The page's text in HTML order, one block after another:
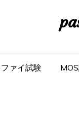
ァイ試験